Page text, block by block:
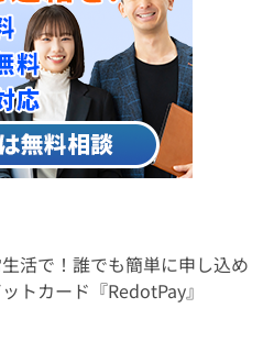
活で！誰でも簡単に申し込め
トカード『RedotPay』